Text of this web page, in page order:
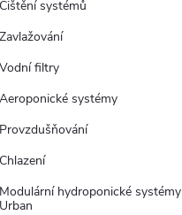
Čištění systémů
Zavlažování
Vodní filtry
Aeroponické systémy
Provzdušňování
Chlazení
Modulární hydroponické systémy
Urban